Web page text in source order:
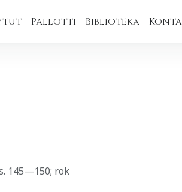
Pallotti Biblioteka
145—150; rok